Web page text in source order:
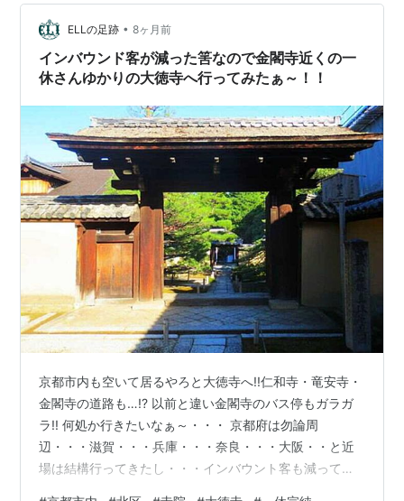
うが、一休禅師の「とんち」を楽しんでみたい。 ○一休
石火問答の事 白川の辺りにいと江師に才なる男有しが、
千本まで来て、いや是よりむらさき野一…
ELLの足跡 • 8ヶ月前
インバウンド客が減った筈なので金閣寺近くの一
休さんゆかりの大徳寺へ行ってみたぁ～！！
京都市内も空いて居るやろと大徳寺へ!!仁和寺・竜安寺・
金閣寺の道路も…!? 以前と違い金閣寺のバス停もガラガ
ラ!! 何処か行きたいなぁ～・・・ 京都府は勿論周
辺・・・滋賀・・・兵庫・・・奈良・・・大阪・・と近
場は結構行ってきたし・・・インバウント客も減ってる